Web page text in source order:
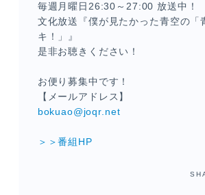
毎週月曜日26:30～27:00 放送中！
文化放送『僕が見たかった青空の「
キ！」』
是非お聴きください！
お便り募集中です！
【メールアドレス】
bokuao@joqr.net
＞＞番組HP